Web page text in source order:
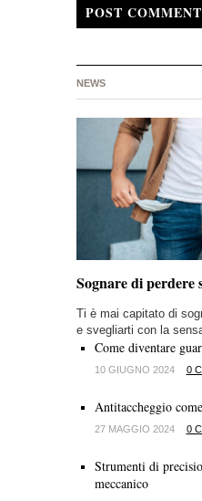
POST COMMENT
NEWS
Sognare di perdere
Ti è mai capitato di
e svegliarti con la
Come diventare
10 GIUGNO 2024 0
Antitaccheggio
27 MAGGIO 2024 0
Strumenti di
meccanico